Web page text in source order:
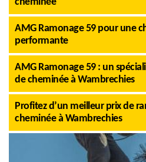
AMG Ramonage 59 pour une
performante
AMG Ramonage 59 : un
de cheminée à Wambrechies
Profitez d’un meilleur prix de
cheminée à Wambrechies